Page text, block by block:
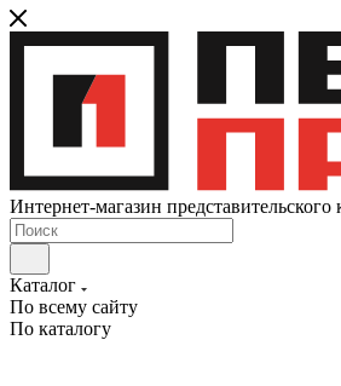
Интернет-магазин представительского
Каталог
По всему сайту
По каталогу